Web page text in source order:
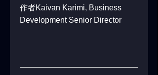
作者Kaivan Karimi, Business
Development Senior Director